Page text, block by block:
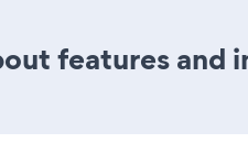
features and